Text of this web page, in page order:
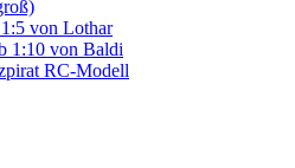
von Lothar
1:10 von Baldi
RC-Modell